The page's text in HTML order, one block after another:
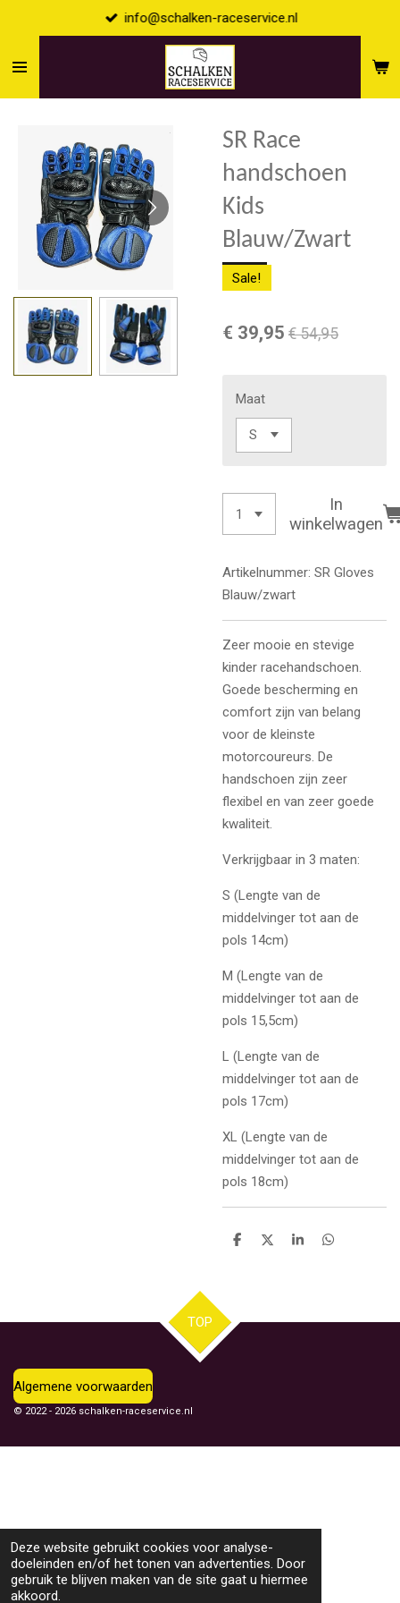
Deze website gebruikt cookies voor analyse-
doeleinden en/of het tonen van advertenties. Door
gebruik te blijven maken van de site gaat u hiermee
akkoord.
naar
info@schalken-raceservice.nl
SR Race
handschoen
Kids
Blauw/Zwart
Sale!
€ 39,95 € 54,95
Maat
In
winkelwagen
Artikelnummer: SR Gloves
Blauw/zwart
Zeer mooie en stevige
kinder racehandschoen.
Goede bescherming en
comfort zijn van belang
voor de kleinste
motorcoureurs. De
handschoen zijn zeer
flexibel en van zeer goede
kwaliteit.
Verkrijgbaar in 3 maten:
S (Lengte van de
middelvinger tot aan de
pols 14cm)
M (Lengte van de
middelvinger tot aan de
pols 15,5cm)
L (Lengte van de
middelvinger tot aan de
pols 17cm)
XL (Lengte van de
middelvinger tot aan de
pols 18cm)
D
D
S
D
TOP
Algemene voorwaarden
© 2022 - 2026 schalken-raceservice.nl